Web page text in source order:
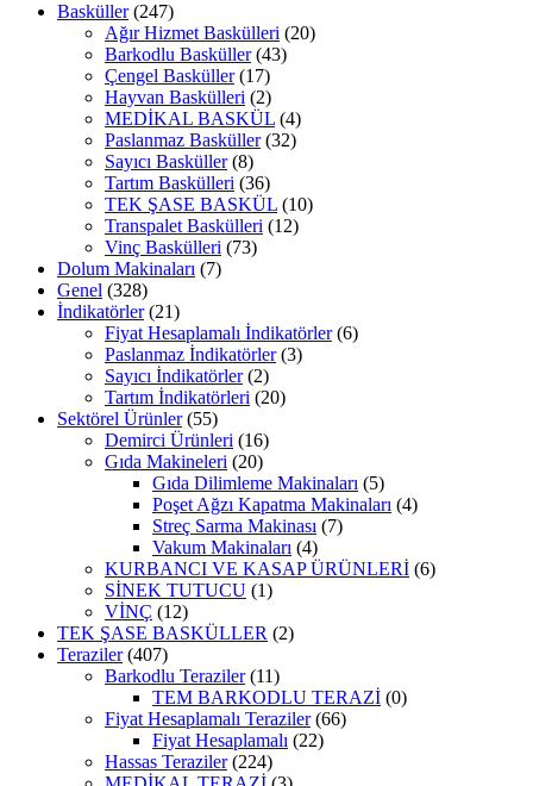
Basküller (247)
Ağır Hizmet Baskülleri (20)
Barkodlu Basküller (43)
Çengel Basküller (17)
Hayvan Baskülleri (2)
MEDİKAL BASKÜL (4)
Paslanmaz Basküller (32)
Sayıcı Basküller (8)
Tartım Baskülleri (36)
TEK ŞASE BASKÜL (10)
Transpalet Baskülleri (12)
Vinç Baskülleri (73)
Dolum Makinaları (7)
Genel (328)
İndikatörler (21)
Fiyat Hesaplamalı İndikatörler (6)
Paslanmaz İndikatörler (3)
Sayıcı İndikatörler (2)
Tartım İndikatörleri (20)
Sektörel Ürünler (55)
Demirci Ürünleri (16)
Gıda Makineleri (20)
Gıda Dilimleme Makinaları (5)
Poşet Ağzı Kapatma Makinaları (4)
Streç Sarma Makinası (7)
Vakum Makinaları (4)
KURBANCI VE KASAP ÜRÜNLERİ (6)
SİNEK TUTUCU (1)
VİNÇ (12)
TEK ŞASE BASKÜLLER (2)
Teraziler (407)
Barkodlu Teraziler (11)
TEM BARKODLU TERAZİ (0)
Fiyat Hesaplamalı Teraziler (66)
Fiyat Hesaplamalı (22)
Hassas Teraziler (224)